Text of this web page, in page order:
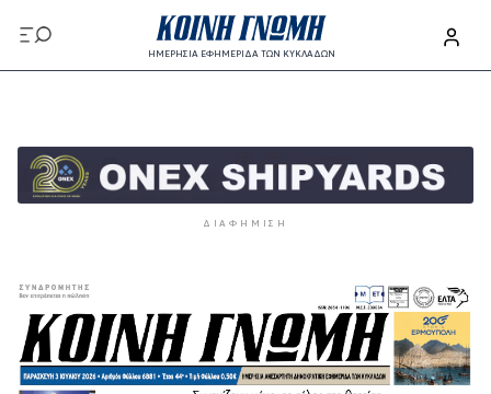
Παράκαμψη προς το κυρίως περιεχόμενο
ΗΜΕΡΗΣΙΑ ΕΦΗΜΕΡΙΔΑ ΤΩΝ ΚΥΚΛΑΔΩΝ
ΔΙΑΦΉΜΙΣΗ